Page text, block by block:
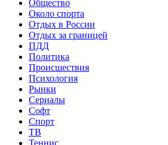
Общество
Около спорта
Отдых в России
Отдых за границей
ПДД
Политика
Происшествия
Психология
Рынки
Сериалы
Софт
Спорт
ТВ
Теннис